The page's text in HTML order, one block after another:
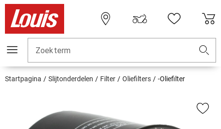
Zoekterm
Startpagina Slijtonderdelen Filter Oliefilters -Oliefilter